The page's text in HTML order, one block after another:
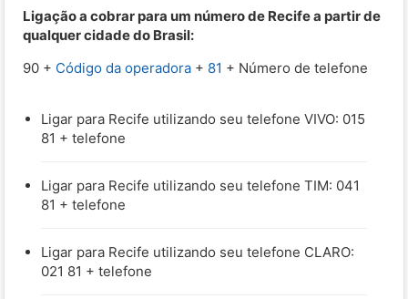
Ligação a cobrar para um número de Recife a partir de
qualquer cidade do Brasil:
90 + Código da operadora + 81 + Número de telefone
Ligar para Recife utilizando seu telefone VIVO: 015
81 + telefone
Ligar para Recife utilizando seu telefone TIM: 041
81 + telefone
Ligar para Recife utilizando seu telefone CLARO:
021 81 + telefone